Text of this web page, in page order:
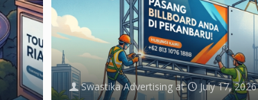
Swastika Advertising at July 17, 2026